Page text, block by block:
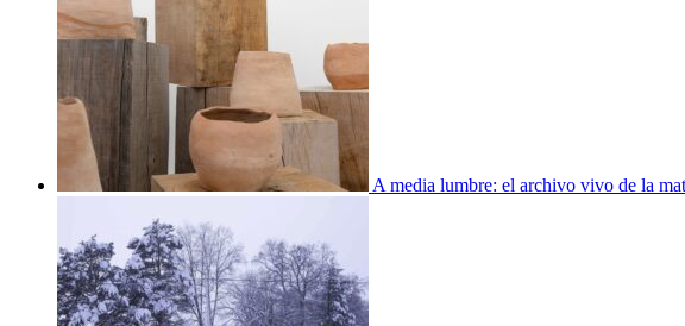
A media lumbre: el archivo vivo de la